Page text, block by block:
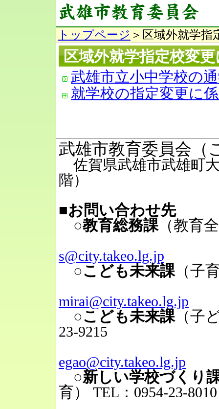
トップページ ＞区域外就学
区域外就学指定校変
武雄市立小中学校の
就学校の指定変更に
武雄市教育委員会（
佐賀県武雄市武雄町
階）
■お問い合わせ先
○教育総務課（教育
s@city.takeo.lg.jp
○こども未来課（子
mirai@city.takeo.lg.jp
○こども未来課（子
23-9215
egao@city.takeo.lg.jp
○新しい学校づくり
育）
TEL：0954-23-8010